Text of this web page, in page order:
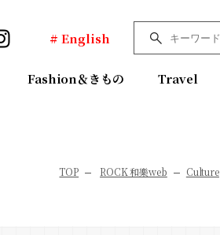
# English
Fashion＆きもの Travel
TOP ROCK 和樂web Culture